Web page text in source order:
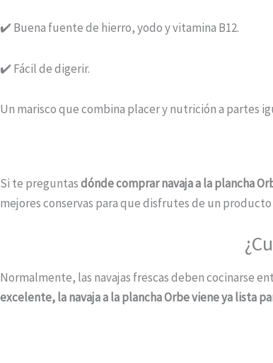
✔️ Buena fuente de hierro, yodo y vitamina B12.
✔️ Fácil de digerir.
Un marisco que combina placer y nutrición a partes
Si te preguntasdónde comprar navaja a la plancha
mejores conservas para que disfrutes de un
Normalmente, las navajas frescas deben cocinarse
excelente, la navaja a la plancha Orbe viene ya lista